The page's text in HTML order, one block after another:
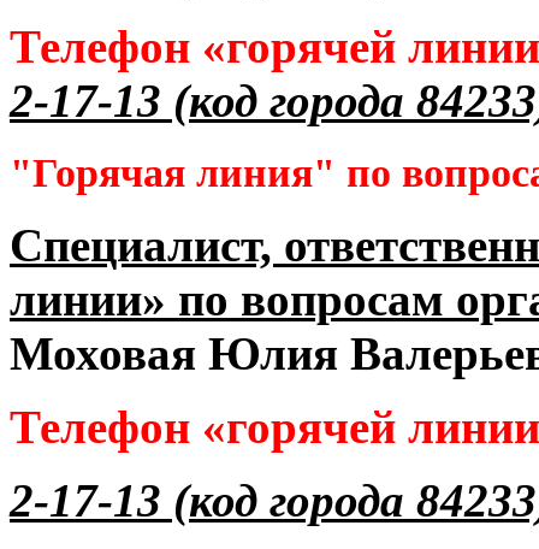
Телефон «горячей
2-17-13 (код города
"Горячая линия" по
Специалист,
линии» по вопросам
Моховая Юлия
Телефон «горячей
2-17-13 (код города